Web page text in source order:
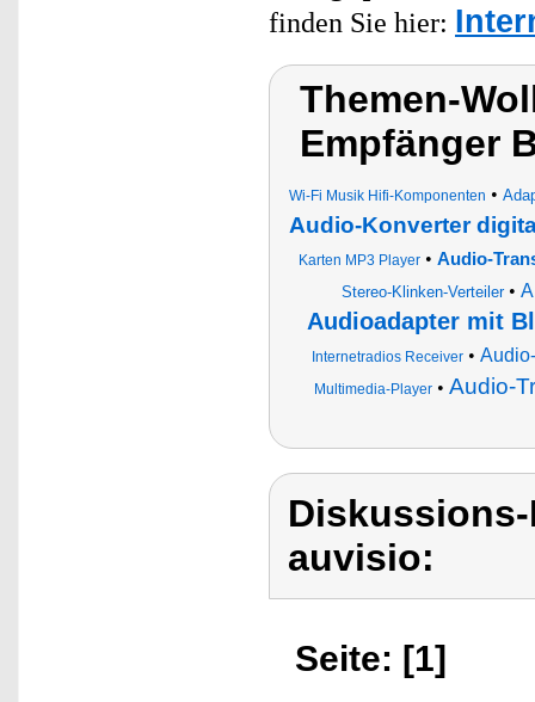
finden Sie hier:
Themen-
Empfänger
Wi-Fi Musik Hifi-Komponenten •
Audio-Konverter
Karten MP3 Player• Audio-
Stereo-Klinken-Verteiler•
Audioadapter mit
Internetradios Receiver •
Multimedia-Player • Audio-
auvisio:
Seite: [1]